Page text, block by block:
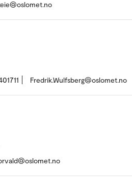
Fredrik.Wulfsberg@oslomet.no